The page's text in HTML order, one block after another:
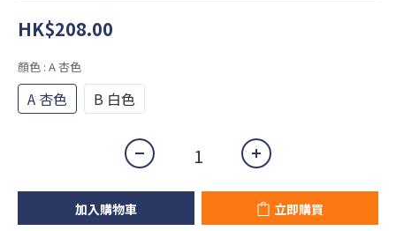
HK$208.00
顏色 : A 杏色
A 杏色 B 白色
加入購物車 立即購買